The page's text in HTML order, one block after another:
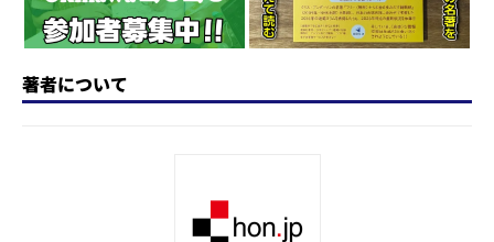
著者について